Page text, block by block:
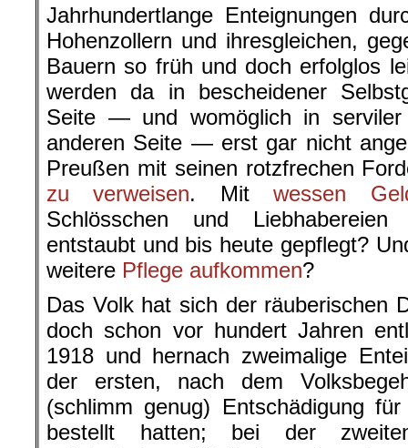
Jahrhundertlange Enteignungen
Hohenzollern und ihresgleichen,
Bauern so früh und doch erfolglos
werden da in bescheidener
Seite — und womöglich in serviler
anderen Seite — erst gar nicht
Preußen mit seinen rotzfrechen
zu verweisen. Mitwessen
Schlösschen und
entstaubt und bis heute gepflegt?
weitere Pflege aufkommen?
Das Volk hat sich der räuberischen
doch schon vor hundert Jahren
1918 und hernach zweimalige
der ersten, nach dem
(schlimm genug) Entschädigung
bestellt hatten; bei der